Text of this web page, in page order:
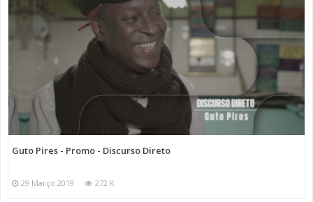
Guto Pires - Promo - Discurso Direto
29 Março 2019 272 K